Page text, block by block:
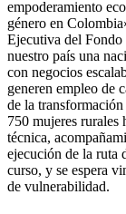
empoderamiento
género en
Ejecutiva del Fondo
nuestro país una
con negocios
generen empleo de
de la
750 mujeres rurales
técnica,
ejecución de la ruta
curso, y se espera
de vulnerabilidad.